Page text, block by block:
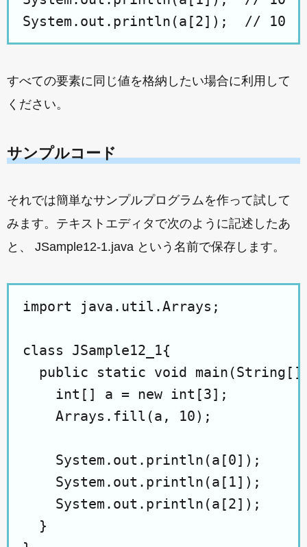
すべての要素に同じ値を格納したい場合に利用して
ください。
サンプルコード
それでは簡単なサンプルプログラムを作って試して
みます。テキストエディタで次のように記述したあ
と、 JSample12-1.java という名前で保存します。
import java.util.Arrays;
class JSample12_1{
public static void main(String[]
    int[] a = new int[3];
    Arrays.fill(a, 10);
    System.out.println(a[0]);
    System.out.println(a[1]);
    System.out.println(a[2]);
  }